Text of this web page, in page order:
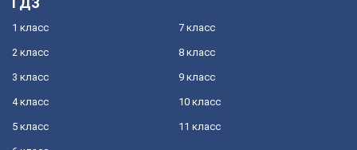
1 класс
2 класс
3 класс
4 класс
5 класс
7 класс
8 класс
9 класс
10 класс
11 класс